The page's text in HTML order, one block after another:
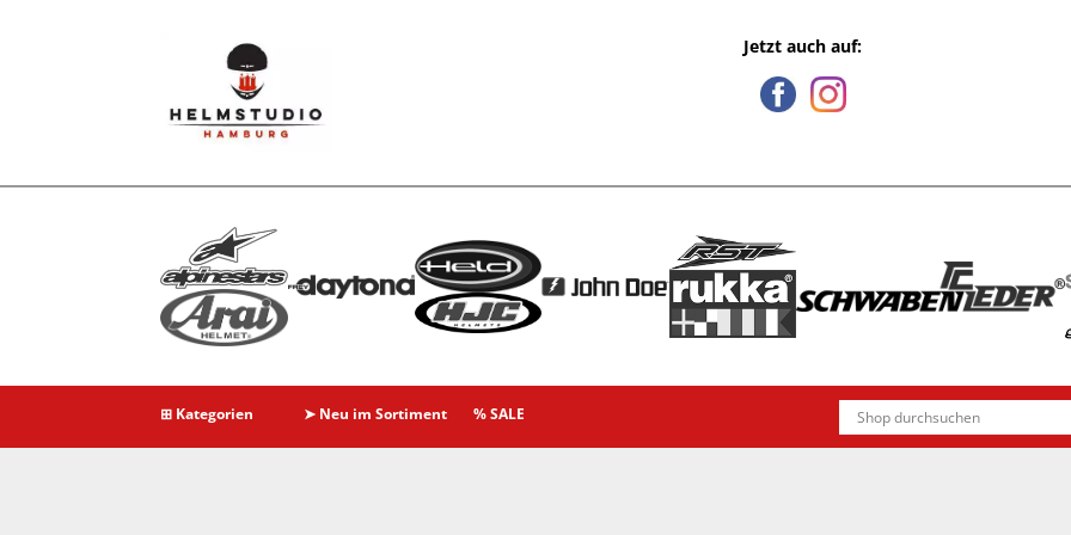
Jetzt auch auf:
⊞ Kategorien ➤ Neu im Sortiment % SALE